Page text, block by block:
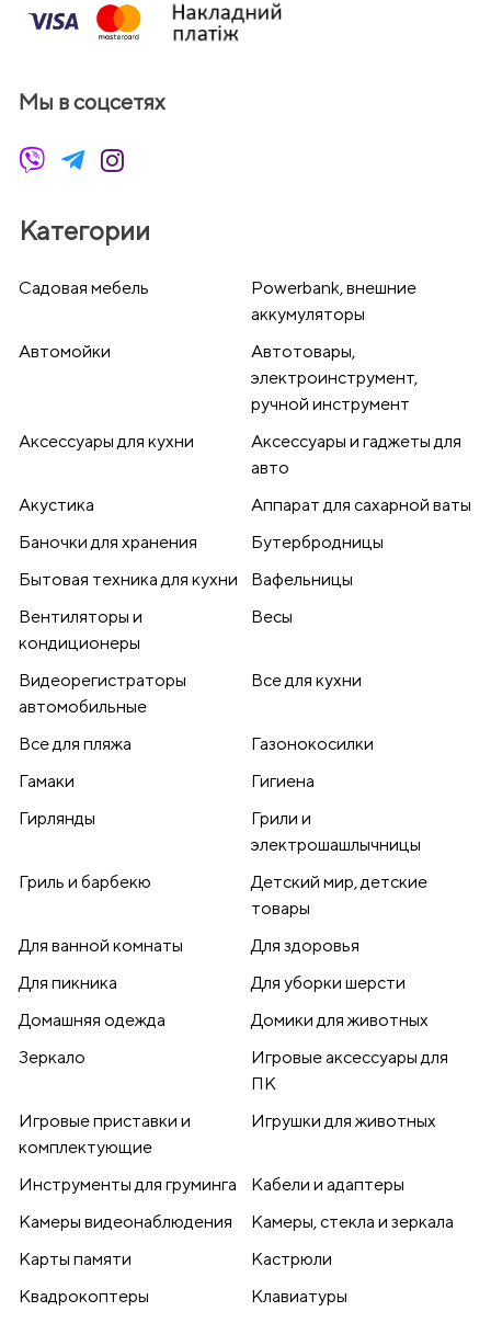
Мы в соцсетях
Категории
Cадовая мебель
Powerbank, внешние
аккумуляторы
Автомойки
Автотовары,
электроинструмент,
ручной инструмент
Аксессуары для кухни
Аксессуары и гаджеты для
авто
Акустика
Аппарат для сахарной ваты
Баночки для хранения
Бутербродницы
Бытовая техника для кухни
Вафельницы
Вентиляторы и
кондиционеры
Весы
Видеорегистраторы
автомобильные
Все для кухни
Все для пляжа
Газонокосилки
Гамаки
Гигиена
Гирлянды
Грили и
электрошашлычницы
Гриль и барбекю
Детский мир, детские
товары
Для ванной комнаты
Для здоровья
Для пикника
Для уборки шерсти
Домашняя одежда
Домики для животных
Зеркало
Игровые аксессуары для
ПК
Игровые приставки и
комплектующие
Игрушки для животных
Инструменты для груминга
Кабели и адаптеры
Камеры видеонаблюдения
Камеры, стекла и зеркала
Карты памяти
Кастрюли
Квадрокоптеры
Клавиатуры